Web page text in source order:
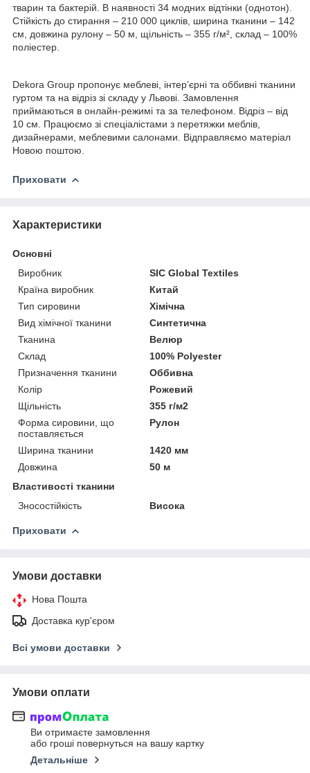
тварин та бактерій. В наявності 34 модних відтінки (однотон).
Стійкість до стирання – 210 000 циклів, ширина тканини – 142
см, довжина рулону – 50 м, щільність – 355 г/м², склад – 100%
поліестер.
Dekora Group пропонує меблеві, інтер’єрні та оббивні тканини
гуртом та на відріз зі складу у Львові. Замовлення
приймаються в онлайн-режимі та за телефоном. Відріз – від
10 см. Працюємо зі спеціалістами з перетяжки меблів,
дизайнерами, меблевими салонами. Відправляємо матеріал
Новою поштою.
Приховати
Характеристики
Основні
Виробник
SIC Global Textiles
Країна виробник
Китай
Тип сировини
Хімічна
Вид хімічної тканини
Синтетична
Тканина
Велюр
Склад
100% Polyester
Призначення тканини
Оббивна
Колір
Рожевий
Щільність
355 г/м2
Форма сировини, що
поставляється
Рулон
Ширина тканини
1420 мм
Довжина
50 м
Властивості тканини
Зносостійкість
Висока
Приховати
Умови доставки
Нова Пошта
Доставка кур'єром
Всі умови доставки
Умови оплати
Ви отримаєте замовлення
або гроші повернуться на вашу картку
Детальніше